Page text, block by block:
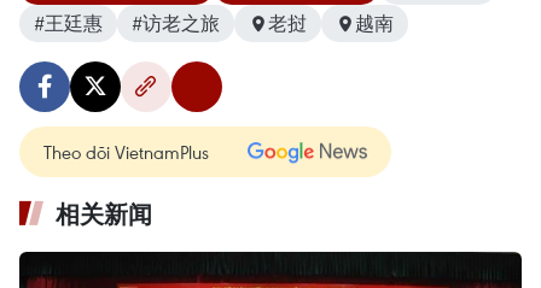
#王廷惠
#访老之旅 老挝 越南
Theo dõi VietnamPlus
相关新闻